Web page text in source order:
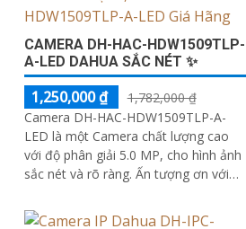
CAMERA DH-HAC-HDW1509TLP-
A-LED DAHUA SẮC NÉT ✨
1,250,000 ₫
1,782,000 ₫
Camera DH-HAC-HDW1509TLP-A-
LED là một Camera chất lượng cao
với độ phân giải 5.0 MP, cho hình ảnh
sắc nét và rõ ràng. Ấn tượng ơn với
năng...